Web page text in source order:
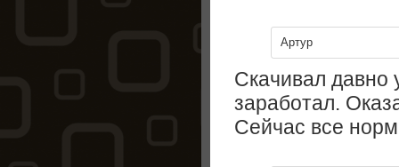
Артур
Скачивал давно
заработал.
Сейчас все